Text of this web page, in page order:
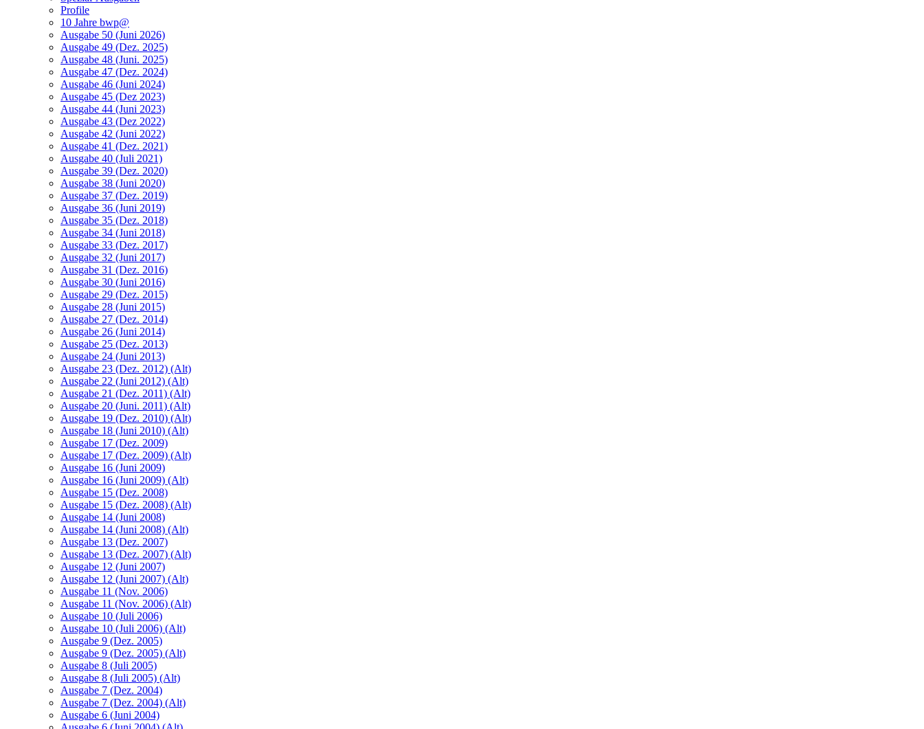
Profile
10 Jahre bwp@
Ausgabe 50 (Juni 2026)
Ausgabe 49 (Dez. 2025)
Ausgabe 48 (Juni. 2025)
Ausgabe 47 (Dez. 2024)
Ausgabe 46 (Juni 2024)
Ausgabe 45 (Dez 2023)
Ausgabe 44 (Juni 2023)
Ausgabe 43 (Dez 2022)
Ausgabe 42 (Juni 2022)
Ausgabe 41 (Dez. 2021)
Ausgabe 40 (Juli 2021)
Ausgabe 39 (Dez. 2020)
Ausgabe 38 (Juni 2020)
Ausgabe 37 (Dez. 2019)
Ausgabe 36 (Juni 2019)
Ausgabe 35 (Dez. 2018)
Ausgabe 34 (Juni 2018)
Ausgabe 33 (Dez. 2017)
Ausgabe 32 (Juni 2017)
Ausgabe 31 (Dez. 2016)
Ausgabe 30 (Juni 2016)
Ausgabe 29 (Dez. 2015)
Ausgabe 28 (Juni 2015)
Ausgabe 27 (Dez. 2014)
Ausgabe 26 (Juni 2014)
Ausgabe 25 (Dez. 2013)
Ausgabe 24 (Juni 2013)
Ausgabe 23 (Dez. 2012) (Alt)
Ausgabe 22 (Juni 2012) (Alt)
Ausgabe 21 (Dez. 2011) (Alt)
Ausgabe 20 (Juni. 2011) (Alt)
Ausgabe 19 (Dez. 2010) (Alt)
Ausgabe 18 (Juni 2010) (Alt)
Ausgabe 17 (Dez. 2009)
Ausgabe 17 (Dez. 2009) (Alt)
Ausgabe 16 (Juni 2009)
Ausgabe 16 (Juni 2009) (Alt)
Ausgabe 15 (Dez. 2008)
Ausgabe 15 (Dez. 2008) (Alt)
Ausgabe 14 (Juni 2008)
Ausgabe 14 (Juni 2008) (Alt)
Ausgabe 13 (Dez. 2007)
Ausgabe 13 (Dez. 2007) (Alt)
Ausgabe 12 (Juni 2007)
Ausgabe 12 (Juni 2007) (Alt)
Ausgabe 11 (Nov. 2006)
Ausgabe 11 (Nov. 2006) (Alt)
Ausgabe 10 (Juli 2006)
Ausgabe 10 (Juli 2006) (Alt)
Ausgabe 9 (Dez. 2005)
Ausgabe 9 (Dez. 2005) (Alt)
Ausgabe 8 (Juli 2005)
Ausgabe 8 (Juli 2005) (Alt)
Ausgabe 7 (Dez. 2004)
Ausgabe 7 (Dez. 2004) (Alt)
Ausgabe 6 (Juni 2004)